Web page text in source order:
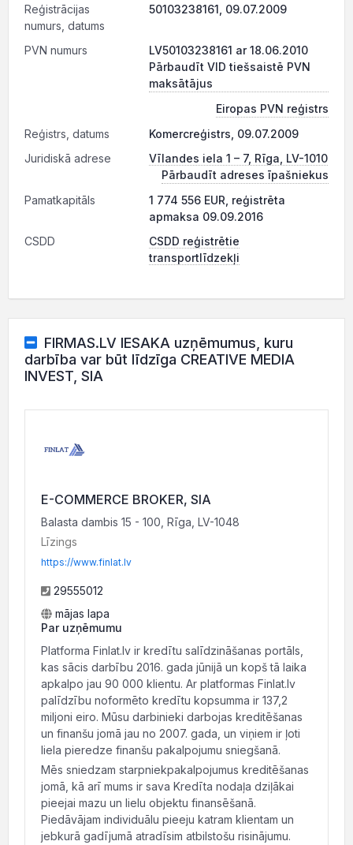
Reģistrācijas
numurs, datums
50103238161, 09.07.2009
PVN numurs
LV50103238161 ar 18.06.2010
Pārbaudīt VID tiešsaistē PVN
maksātājus
Eiropas PVN reģistrs
Reģistrs, datums
Komercreģistrs, 09.07.2009
Juridiskā adrese
Vīlandes iela 1 – 7, Rīga, LV-1010
Pārbaudīt adreses īpašniekus
Pamatkapitāls
1 774 556 EUR, reģistrēta
apmaksa 09.09.2016
CSDD
CSDD reģistrētie
transportlīdzekļi
FIRMAS.LV IESAKA uzņēmumus, kuru
darbība var būt līdzīga CREATIVE MEDIA
INVEST, SIA
E-COMMERCE BROKER, SIA
Balasta dambis 15 - 100, Rīga, LV-1048
Līzings
https://www.finlat.lv
29555012
mājas lapa
Par uzņēmumu
Platforma Finlat.lv ir kredītu salīdzināšanas portāls,
kas sācis darbību 2016. gada jūnijā un kopš tā laika
apkalpo jau 90 000 klientu. Ar platformas Finlat.lv
palīdzību noformēto kredītu kopsumma ir 137,2
miljoni eiro. Mūsu darbinieki darbojas kreditēšanas
un finanšu jomā jau no 2007. gada, un viņiem ir ļoti
liela pieredze finanšu pakalpojumu sniegšanā.
Mēs sniedzam starpniekpakalpojumus kreditēšanas
jomā, kā arī mums ir sava Kredīta nodaļa dziļākai
pieejai mazu un lielu objektu finansēšanā.
Piedāvājam individuālu pieeju katram klientam un
jebkurā gadījumā atradīsim atbilstošu risinājumu.